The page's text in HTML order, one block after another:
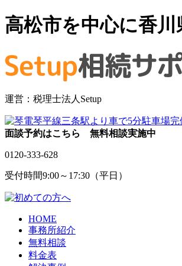
高松市を中心に香
運営：税理士法人Setup
面談予約はこちら 無料相談実施中
0120-333-628
受付時間9:00～17:30（平日）
HOME
事務所紹介
無料相談
料金表